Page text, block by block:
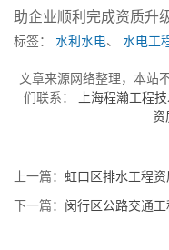
助企业顺利完成资质升
标签： 水利水电、 水电工
文章来源网络整理，本站
们联系：
上海程瀚工程
资
上一篇： 虹口区排水工程
下一篇： 闵行区公路交通